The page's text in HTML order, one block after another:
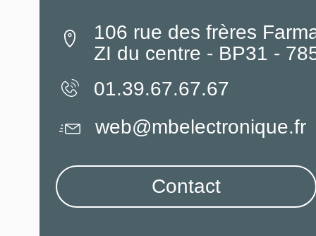
106 rue des frères
ZI du centre - BP31 -
01.39.67.67.67
web@mbelectronique.fr
Contact